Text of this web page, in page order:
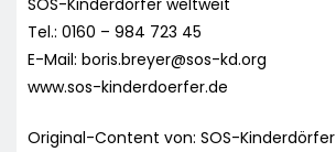
Tel.: 0160 – 984 723 45
E-Mail: boris.breyer@sos-kd.org
www.sos-kinderdoerfer.de
Original-Content von: SOS-Kinderdörfer